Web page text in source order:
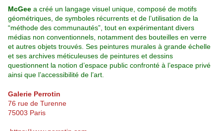
McGee a créé un langage visuel unique, composé de motifs
géométriques, de symboles récurrents et de l’utilisation de la
“méthode des communautés”, tout en expérimentant divers
médias non conventionnels, notamment des bouteilles en verre
et autres objets trouvés. Ses peintures murales à grande échelle
et ses archives méticuleuses de peintures et dessins
questionnent la notion d’espace public confronté à l’espace privé
ainsi que l’accessibilité de l’art.
Galerie Perrotin
76 rue de Turenne
75003 Paris